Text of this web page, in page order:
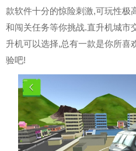
款软件十分的惊险刺激,可玩性极
和闯关任务等你挑战.直升机城市
升机可以选择,总有一款是你所喜
验吧!